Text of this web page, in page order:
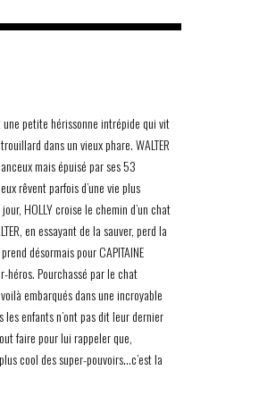
une petite hérissonne intrépide qui vit
dans un vieux phare. WALTER
mais épuisé par ses 53
rêvent parfois d’une vie plus
HOLLY croise le chemin d’un chat
en essayant de la sauver, perd la
désormais pour CAPITAINE
héros. Pourchassé par le chat
embarqués dans une incroyable
les enfants n’ont pas dit leur dernier
faire pour lui rappeler que,
cool des super-pouvoirs…c’est la